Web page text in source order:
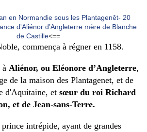
en Normandie sous les Plantagenêt- 20
d'Aliénor d’Angleterre mère de Blanche
de Castille<==
commença à régner en 1158.
Aliénor, ou Eléonore d’Angleterre,
de la maison des Plantagenet, et de
d'Aquitaine, et sœur du roi Richard
et de Jean-sans-Terre.
intrépide, ayant de grandes